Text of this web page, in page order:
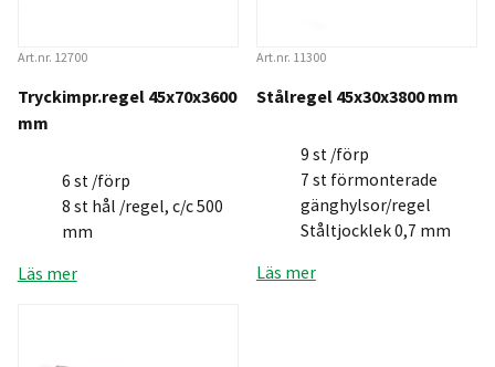
Art.nr. 12700
Tryckimpr.regel 45x70x3600
mm
6 st /förp
8 st hål /regel, c/c 500
mm
Läs mer
Art.nr. 11300
Stålregel 45x30x3800 mm
9 st /förp
7 st förmonterade
gänghylsor/regel
Ståltjocklek 0,7 mm
Läs mer